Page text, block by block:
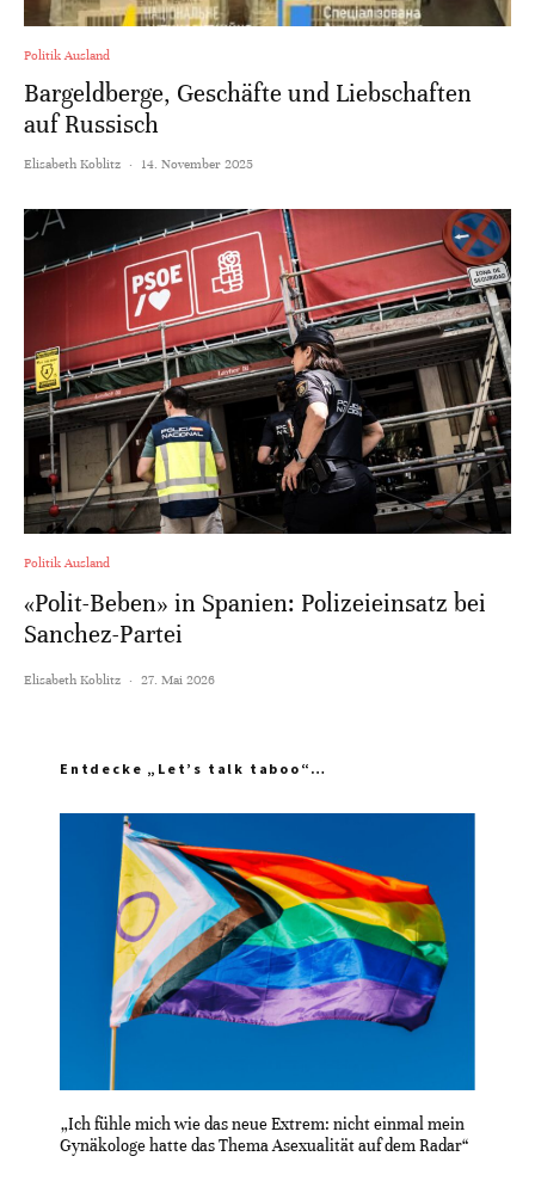
Politik Ausland
Bargeldberge, Geschäfte und Liebschaften
auf Russisch
Elisabeth Koblitz · 14. November 2025
Politik Ausland
«Polit-Beben» in Spanien: Polizeieinsatz bei
Sanchez-Partei
Elisabeth Koblitz · 27. Mai 2026
Entdecke „Let’s talk taboo“…
„Ich fühle mich wie das neue Extrem: nicht einmal mein
Gynäkologe hatte das Thema Asexualität auf dem Radar“